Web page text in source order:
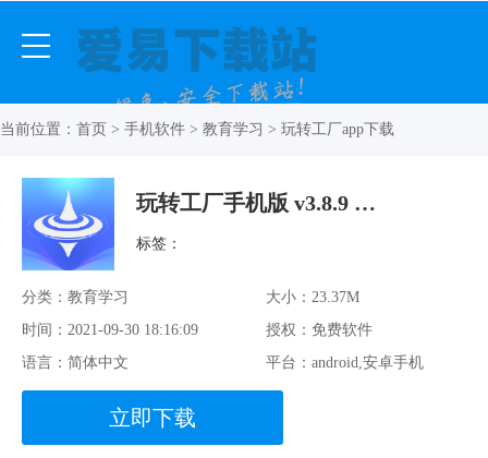
当前位置： 首页 > 手机软件 > 教育学习 > 玩转工厂app下载
玩转工厂手机版 v3.8.9 官方最新版
标签：
分类：教育学习
大小：23.37M
时间：2021-09-30 18:16:09
授权：免费软件
语言：简体中文
平台：android,安卓手机
立即下载